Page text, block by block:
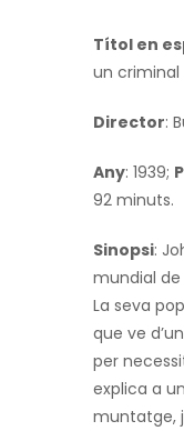
Títol en
un criminal
Director:
Any: 1939;
92 minuts.
Sinopsi:
mundial
La seva
que ve
per
explica a
muntatge,